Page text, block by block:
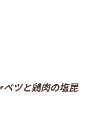
ツと鶏肉の塩昆